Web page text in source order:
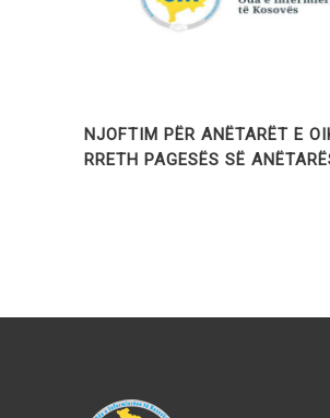
NJOFTIM PËR ANËTARËT E
RRETH PAGESËS SË